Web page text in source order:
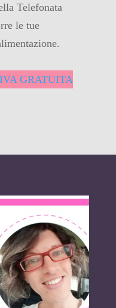
Telefonata
le tue
GRATUITA